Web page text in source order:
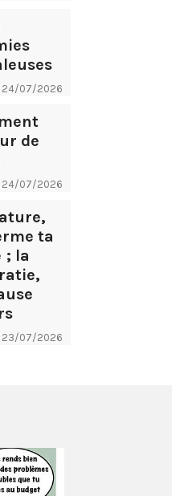
24/07/2026
de
24/07/2026
ta
; la
23/07/2026